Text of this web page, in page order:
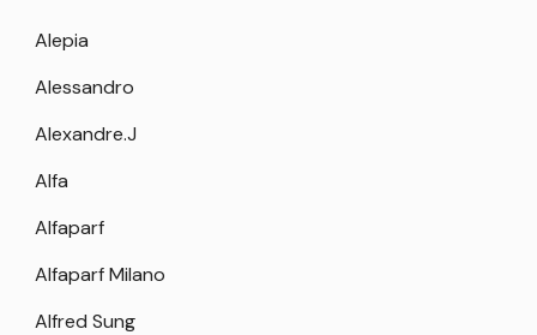
Alepia
Alessandro
Alexandre.J
Alfa
Alfaparf
Alfaparf Milano
Alfred Sung